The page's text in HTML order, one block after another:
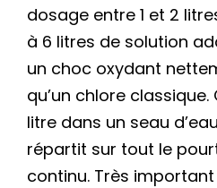
dosage entre 1 et 2
à 6 litres de solution
un choc oxydant
qu’un chlore
litre dans un seau
répartit sur tout le
continu. Très